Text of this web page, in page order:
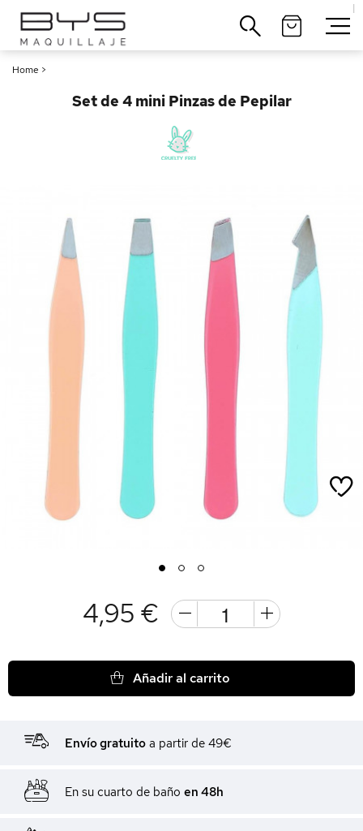
|
Home >
Set de 4 mini Pinzas de Pepilar
1 2 3
4,95 €
Añadir al carrito
Envío gratuito a partir de 49€
En su cuarto de baño en 48h
Cerrar